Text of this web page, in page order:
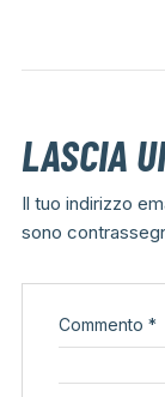
LASCIA
Il tuo indirizzo
sono
Commento *